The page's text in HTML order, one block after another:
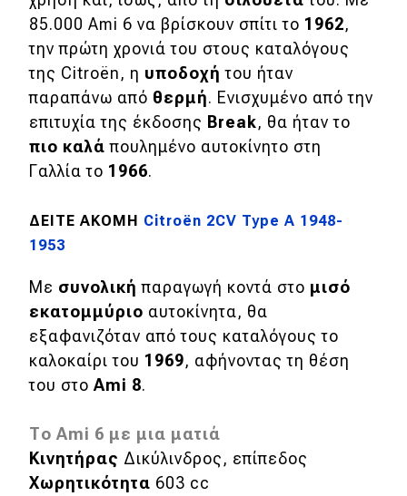
85.000 Ami 6 να βρίσκουν σπίτι το 1962,
την πρώτη χρονιά του στους καταλόγους
της Citroën, η υποδοχή του ήταν
παραπάνω από θερμή. Ενισχυμένο από την
επιτυχία της έκδοσης Break, θα ήταν το
πιο καλά πουλημένο αυτοκίνητο στη
Γαλλία το 1966.
ΔΕΙΤΕ ΑΚΟΜΗ Citroën 2CV Type A 1948-
1953
Με συνολική παραγωγή κοντά στο μισό
εκατομμύριο αυτοκίνητα, θα
εξαφανιζόταν από τους καταλόγους το
καλοκαίρι του 1969, αφήνοντας τη θέση
του στο Ami 8.
Το Ami 6 με μια ματιά
Κινητήρας Δικύλινδρος, επίπεδος
Χωρητικότητα 603 cc